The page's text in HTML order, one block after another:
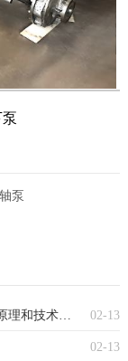
泵
02-13
液下深度超长的超深工况立式液下长轴泵工作原理和技术核心
02-13